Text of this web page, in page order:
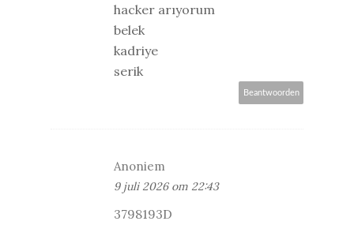
hacker arıyorum
belek
kadriye
serik
Beantwoorden
Anoniem
9 juli 2026 om 22:43
3798193D